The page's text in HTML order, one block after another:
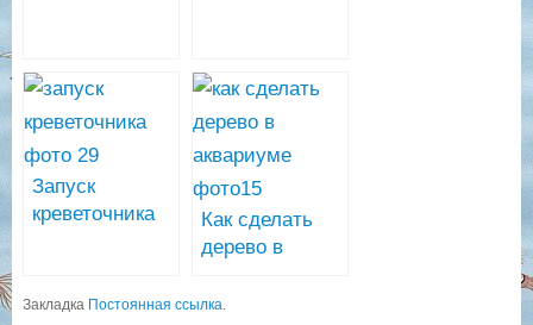
Запуск
креветочника
Как сделать
дерево в
Закладка Постоянная ссылка.